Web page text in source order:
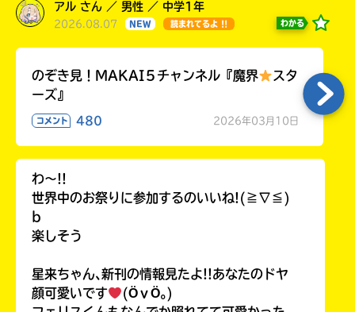
アル さん ／ 男性 ／ 中学1年
2026.08.07 NEW 読まれてるよ !! わかる
のぞき見！MAKAI５チャンネル『魔界
スタ
ーズ』
コメント 480 2026年03月10日
わ〜!!
世界中のお祭りに参加するのいいね!(≧∇≦)
b
楽しそう
星来ちゃん､新刊の情報見たよ!!あなたのドヤ
顔可愛いです
(ӦｖӦ｡)